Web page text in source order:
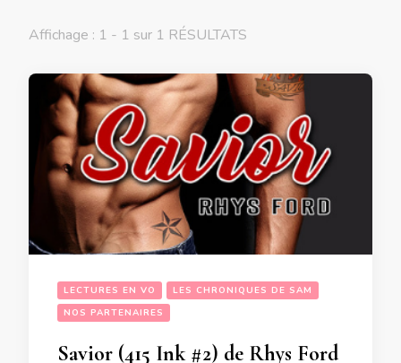
Affichage : 1 - 1 sur 1 RÉSULTATS
LECTURES EN VO
LES CHRONIQUES DE SAM
NOS PARTENAIRES
Savior (415 Ink #2) de Rhys Ford